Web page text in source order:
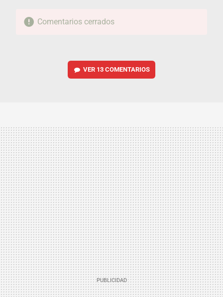
Comentarios cerrados
VER 13 COMENTARIOS